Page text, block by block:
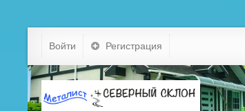
Войти Регистрация